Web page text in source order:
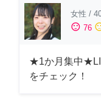
女性 /
sentiment_satisfied 76
★1か月集中
をチェック！